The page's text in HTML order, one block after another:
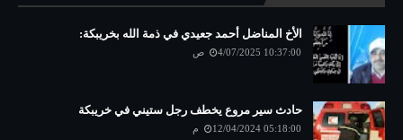
الأخ المناضل أحمد جعيدي في ذمة الله بخريبكة:
4/07/2025 10:37:00 ص
حادث سير مروع يخطف رجل ستيني في خريبكة
12/04/2024 05:18:00 م